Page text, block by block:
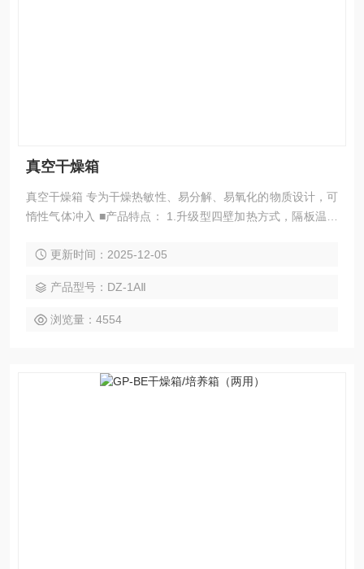
真空干燥箱
真空干燥箱 专为干燥热敏性、易分解、易氧化的物质设计，可
惰性气体冲入 ■产品特点： 1.升级型四壁加热方式，隔板温度
耐高温硅胶密封条，密封性好。 3.自适应防爆玻璃内门，外层
手，开关门方便。
更新时间：2025-12-05
产品型号：DZ-1AⅡ
浏览量：4554